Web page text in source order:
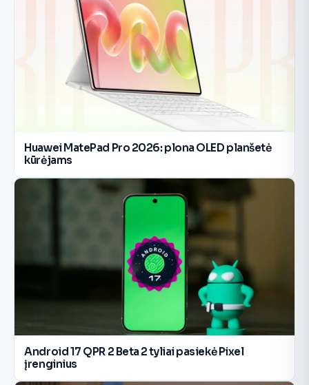
Huawei MatePad Pro 2026: plona OLED planšetė
kūrėjams
Android 17 QPR 2 Beta 2 tyliai pasiekė Pixel
įrenginius